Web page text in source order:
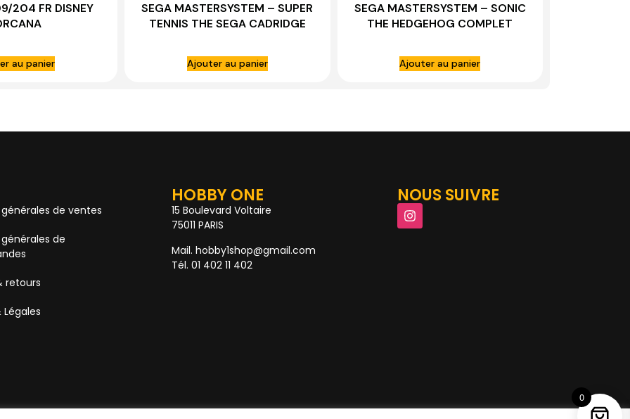
204 FR DISNEY
au panier
SEGA MASTERSYSTEM – SUPER
TENNIS THE SEGA CADRIDGE
Ajouter au panier
SEGA MASTERSYSTEM – SONIC
THE HEDGEHOG COMPLET
Ajouter au panier
de ventes
de
retours
HOBBY ONE
15 Boulevard Voltaire
75011 PARIS
Mail. hobby1shop@gmail.com
Tél. 01 402 11 402
NOUS SUIVRE
0